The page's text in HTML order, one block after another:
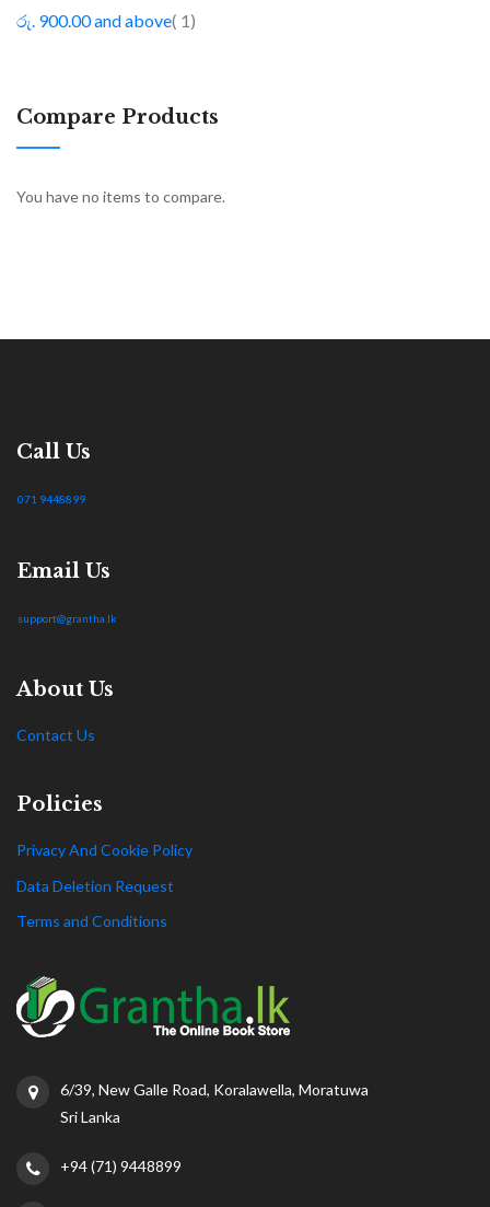
රු. 900.00and above 1item
Compare Products
You have no items to compare.
Call Us
071 9448899
Email Us
support@grantha.lk
About Us
Contact Us
Policies
Privacy And Cookie Policy
Data Deletion Request
Terms and Conditions
6/39, New Galle Road, Koralawella, Moratuwa
Sri Lanka
+94 (71) 9448899